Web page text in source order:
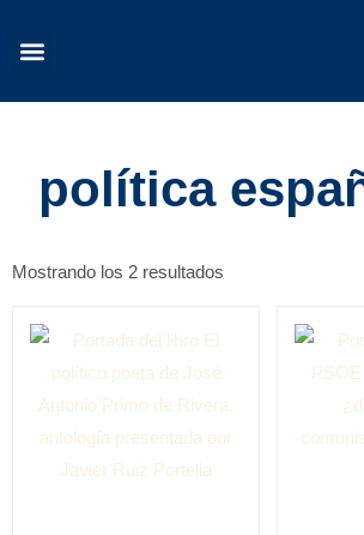
política
Mostrando los 2 resultados